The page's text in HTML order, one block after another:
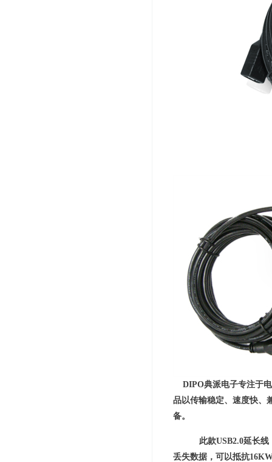
DIPO典派电子专注于电
品以传输稳定、速度快、
备。
此款USB2.0延长线
丢失数据，可以抵抗